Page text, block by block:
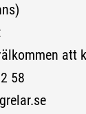
att
58